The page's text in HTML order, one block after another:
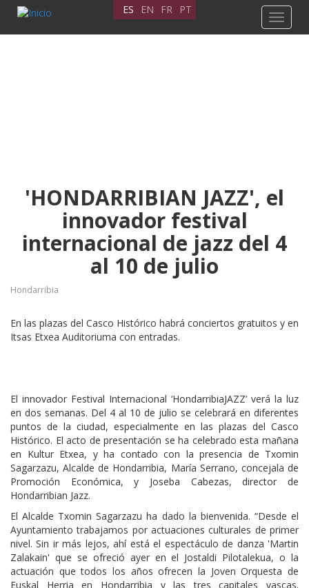
Pasar
contenido
Toggle
ES EN FR PT
'HONDARRIBIAN JAZZ', el
innovador festival
internacional de jazz del 4
al 10 de julio
Hondarribia
En las plazas del Casco Histórico habrá conciertos gratuitos y en
Itsas Etxea Auditoriuma con entradas.
El innovador Festival Internacional ‘HondarribiaJAZZ’ verá la luz
en dos semanas. Del 4 al 10 de julio se celebrará en diferentes
puntos de la ciudad, especialmente en las plazas del Casco
Histórico. El acto de presentación se ha celebrado esta mañana
en Kultur Etxea, y ha contado con la presencia de Txomin
Sagarzazu, Alcalde de Hondarribia, María Serrano, concejala de
Promoción Económica, y Joseba Cabezas, director de
Hondarribian Jazz.
El Alcalde Txomin Sagarzazu ha dado la bienvenida. “Desde el
Ayuntamiento trabajamos por actuaciones culturales de primer
nivel. Sin ir más lejos, ahí está el espectáculo de danza 'Martin
Zalakain' que se ofreció ayer en el Jostaldi Pilotalekua, o la
actuación que todos los años ofrecen la Joven Orquesta de
Euskal Herria en Hondarribia y las tres capitales vascas.